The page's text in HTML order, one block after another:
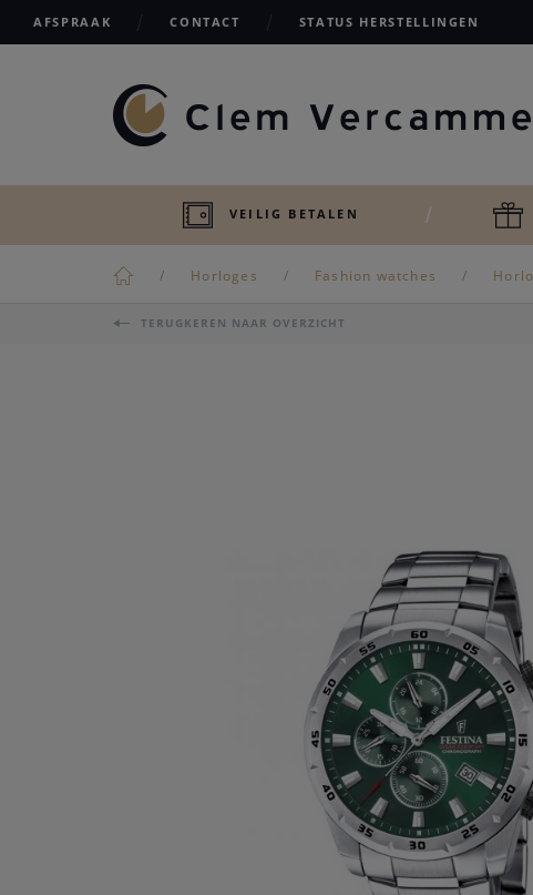
AFSPRAAK CONTACT STATUS HERSTELLINGEN
VEILIG BETALEN
Horloges Fashion watches
TERUGKEREN NAAR OVERZICHT